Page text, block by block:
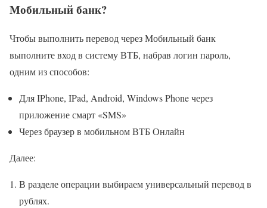
Мобильный банк?
Чтобы выполнить перевод через Мобильный банк
выполните вход в систему ВТБ, набрав логин пароль,
одним из способов:
Для IPhone, IPad, Android, Windows Phone через
приложение смарт «SMS»
Через браузер в мобильном ВТБ Онлайн
Далее:
В разделе операции выбираем универсальный перевод в
рублях.